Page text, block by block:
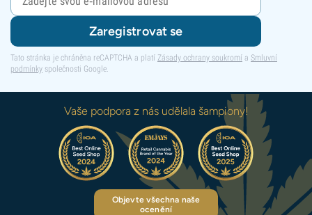
Zaregistrovat se
Tato stránka je chráněna reCAPTCHA a platí Zásady ochrany soukromí a Smluvní
podmínky společnosti Google.
Vaše podpora z nás udělala šampiony!
Objevte všechna naše
ocenění